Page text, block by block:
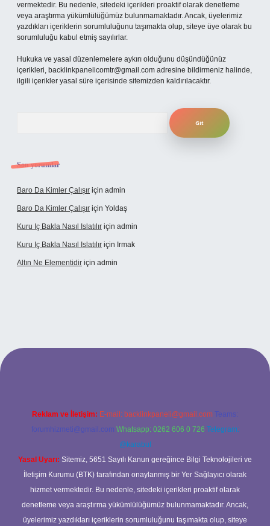
vermektedir. Bu nedenle, sitedeki içerikleri proaktif olarak denetleme
veya araştırma yükümlülüğümüz bulunmamaktadır. Ancak, üyelerimiz
yazdıkları içeriklerin sorumluluğunu taşımakta olup, siteye üye olarak bu
sorumluluğu kabul etmiş sayılırlar.
Hukuka ve yasal düzenlemelere aykırı olduğunu düşündüğünüz
içerikleri, backlinkpanelicomtr@gmail.com adresine bildirmeniz halinde,
ilgili içerikler yasal süre içerisinde sitemizden kaldırılacaktır.
Son yorumlar
Baro Da Kimler Çalışır için admin
Baro Da Kimler Çalışır için Yoldaş
Kuru Iç Bakla Nasıl Islatılır için admin
Kuru Iç Bakla Nasıl Islatılır için Irmak
Altın Ne Elementidir için admin
giriş
Reklam ve İletişim: E-mail: backlinkpaneli@gmail.com Teams:
forumhizmeti@gmail.com Whatsapp: 0262 606 0 726 Telegram:
@karabul
Yasal Uyarı: Sitemiz, 5651 Sayılı Kanun gereğince Bilgi Teknolojileri ve
İletişim Kurumu (BTK) tarafından onaylanmış bir Yer Sağlayıcı olarak
hizmet vermektedir. Bu nedenle, sitedeki içerikleri proaktif olarak
denetleme veya araştırma yükümlülüğümüz bulunmamaktadır. Ancak,
üyelerimiz yazdıkları içeriklerin sorumluluğunu taşımakta olup, siteye